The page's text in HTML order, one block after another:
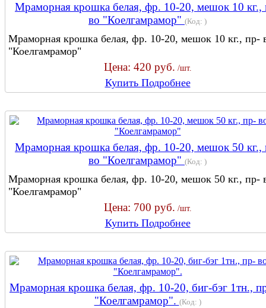
Мраморная крошка белая, фр. 10-20, мешок 10 кг.,
во "Коелгамрамор" (Код: )
Мраморная крошка белая, фр. 10-20, мешок 10 кг., пр-
"Коелгамрамор"
Цена: 420 руб. /шт.
Купить Подробнее
Мраморная крошка белая, фр. 10-20, мешок 50 кг.,
во "Коелгамрамор" (Код: )
Мраморная крошка белая, фр. 10-20, мешок 50 кг., пр-
"Коелгамрамор"
Цена: 700 руб. /шт.
Купить Подробнее
Мраморная крошка белая, фр. 10-20, биг-бэг 1тн.,
"Коелгамрамор". (Код: )